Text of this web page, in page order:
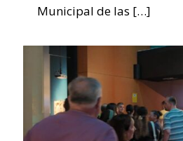
Municipal de las […]